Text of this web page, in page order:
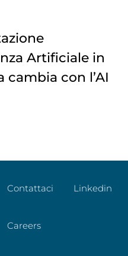
Artificiale in
cambia con l’AI
Contattaci
Careers
Linkedin